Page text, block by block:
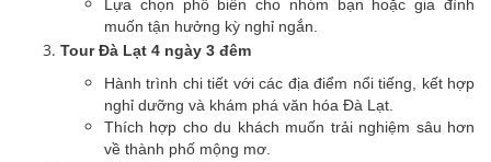
Lựa chọn phổ biến cho nhóm bạn hoặc gia đình
muốn tận hưởng kỳ nghỉ ngắn.
Tour Đà Lạt 4 ngày 3 đêm
Hành trình chi tiết với các địa điểm nổi tiếng, kết hợp
nghỉ dưỡng và khám phá văn hóa Đà Lạt.
Thích hợp cho du khách muốn trải nghiệm sâu hơn
về thành phố mộng mơ.